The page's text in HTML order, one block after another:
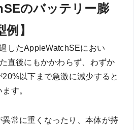
のバッテリー膨
】
したAppleWatchSEにおい
直後にもかかわらず、わずか
以下まで急激に減少すると
す。
異常に重くなったり、本体が持